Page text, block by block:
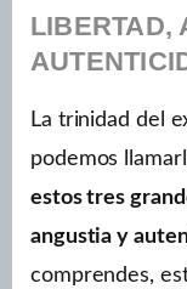
LIBERTAD,
La trinidad del
podemos
estos tres
angustia y
comprendes,